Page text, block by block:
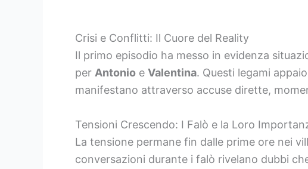
Crisi e Conflitti: Il Cuore del Reality
Il primo episodio ha messo in evidenza
per Antonio e Valentina. Questi legami
manifestano attraverso accuse dirette,
Tensioni Crescendo: I Falò e la Loro
La tensione permane fin dalle prime ore nei
conversazioni durante i falò rivelano dubbi